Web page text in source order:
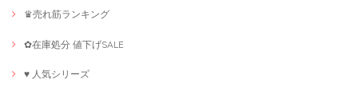
♛売れ筋ランキング
✿在庫処分 値下げSALE
♥ 人気シリーズ